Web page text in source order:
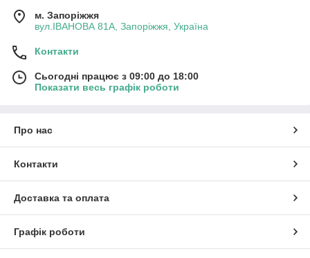
м. Запоріжжя
вул.ІВАНОВА 81А, Запоріжжя, Україна
Контакти
Сьогодні працює з 09:00 до 18:00
Показати весь графік роботи
Про нас
Контакти
Доставка та оплата
Графік роботи